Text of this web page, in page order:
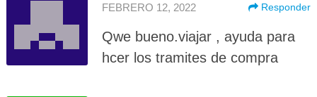
FEBRERO 12, 2022
Responder
Qwe bueno.viajar , ayuda para
hcer los tramites de compra